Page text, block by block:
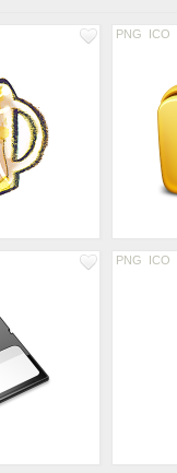
PNG ICO
PNG ICO